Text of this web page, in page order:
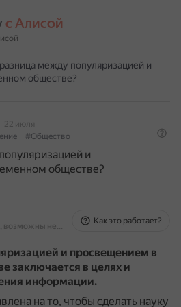
с Алисой
между популяризацией и
обществе?
22 июля
#Общество
и
обществе?
На основе источников, возможны неточности
Как это работает?
и просвещением в
заключается в целях и
информации.
на то, чтобы сделать науку